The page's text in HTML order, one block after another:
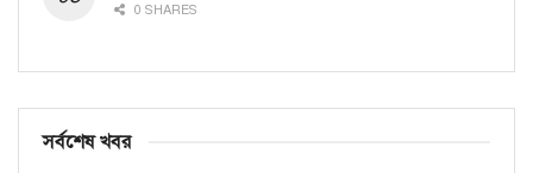
0 SHARES
সর্বশেষ খবর